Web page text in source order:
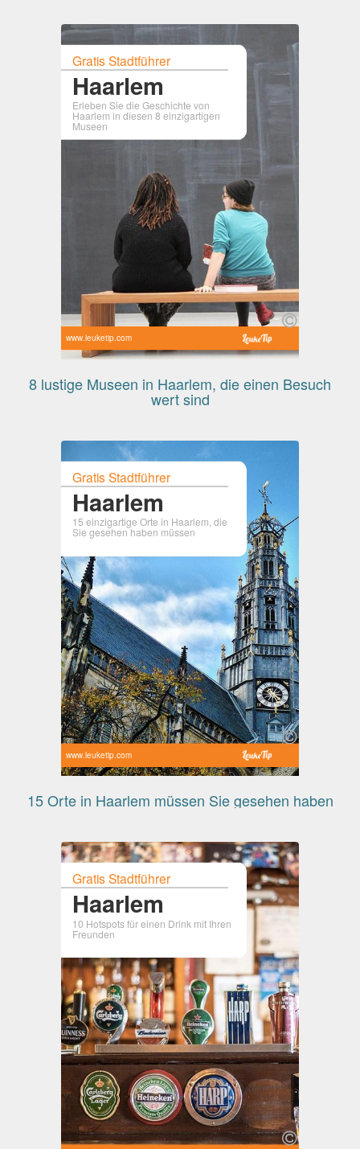
Gratis Stadtführer
Haarlem
Erleben Sie die Geschichte von
Haarlem in diesen 8 einzigartigen
Museen
www.leuketip.com
8 lustige Museen in Haarlem, die einen Besuch
wert sind
Gratis Stadtführer
Haarlem
15 einzigartige Orte in Haarlem, die
Sie gesehen haben müssen
www.leuketip.com
15 Orte in Haarlem müssen Sie gesehen haben
Gratis Stadtführer
Haarlem
10 Hotspots für einen Drink mit Ihren
Freunden